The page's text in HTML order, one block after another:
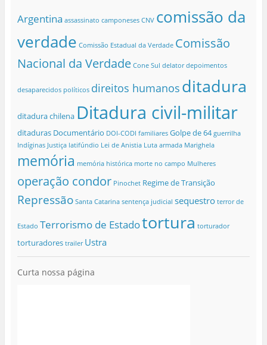
Argentina assassinato camponeses CNV comissão da
verdade Comissão Estadual da Verdade Comissão
Nacional da Verdade Cone Sul delator depoimentos
desaparecidos políticos direitos humanos ditadura
ditadura chilena Ditadura civil-militar
ditaduras Documentário DOI-CODI familiares Golpe de 64 guerrilha
Indíginas Justiça latifúndio Lei de Anistia Luta armada Marighela
memória memória histórica morte no campo Mulheres
operação condor Pinochet Regime de Transição
Repressão Santa Catarina sentença judicial sequestro terror de
Estado Terrorismo de Estadotortura torturador
torturadores trailer Ustra
Curta nossa página